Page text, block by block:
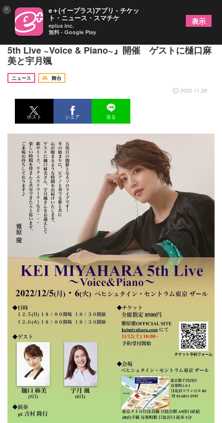
元劇団四季の雅原慶、ソロライブ『KEI MIYAHARA
5th Live ~Voice & Piano~』開催 ゲストに樋口麻
美と宇月颯
ニュース
舞台
2022.11.28
ポスト シェア 送る
× e＋(イープラス)アプリ - チケッ
ト・ニュース・スマチケ
eplus inc.
無料 - Google Play
表示